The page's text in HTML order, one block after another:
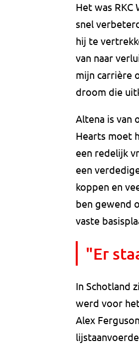
Het was
snel
hij te
van naar
mijn carrière
droom die
Altena is van
Hearts moet
een redelijk
een
koppen en
ben gewend
vaste
"Er
In Schotland
werd voor
Alex